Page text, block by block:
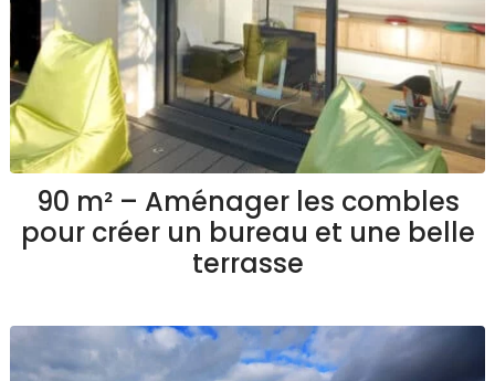
90 m² – Aménager les combles
pour créer un bureau et une belle
terrasse